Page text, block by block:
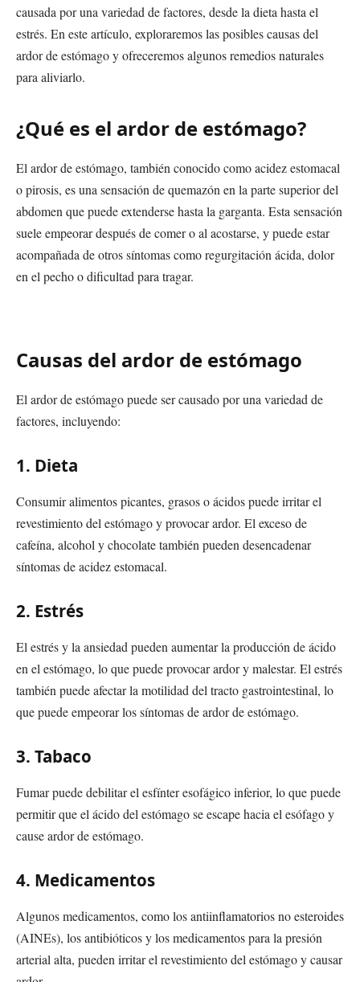
causada por una variedad de factores, desde la dieta hasta el
estrés. En este artículo, exploraremos las posibles causas del
ardor de estómago y ofreceremos algunos remedios naturales
para aliviarlo.
¿Qué es el ardor de estómago?
El ardor de estómago, también conocido como acidez estomacal
o pirosis, es una sensación de quemazón en la parte superior del
abdomen que puede extenderse hasta la garganta. Esta sensación
suele empeorar después de comer o al acostarse, y puede estar
acompañada de otros síntomas como regurgitación ácida, dolor
en el pecho o dificultad para tragar.
Causas del ardor de estómago
El ardor de estómago puede ser causado por una variedad de
factores, incluyendo:
1. Dieta
Consumir alimentos picantes, grasos o ácidos puede irritar el
revestimiento del estómago y provocar ardor. El exceso de
cafeína, alcohol y chocolate también pueden desencadenar
síntomas de acidez estomacal.
2. Estrés
El estrés y la ansiedad pueden aumentar la producción de ácido
en el estómago, lo que puede provocar ardor y malestar. El estrés
también puede afectar la motilidad del tracto gastrointestinal, lo
que puede empeorar los síntomas de ardor de estómago.
3. Tabaco
Fumar puede debilitar el esfínter esofágico inferior, lo que puede
permitir que el ácido del estómago se escape hacia el esófago y
cause ardor de estómago.
4. Medicamentos
Algunos medicamentos, como los antiinflamatorios no esteroides
(AINEs), los antibióticos y los medicamentos para la presión
arterial alta, pueden irritar el revestimiento del estómago y causar